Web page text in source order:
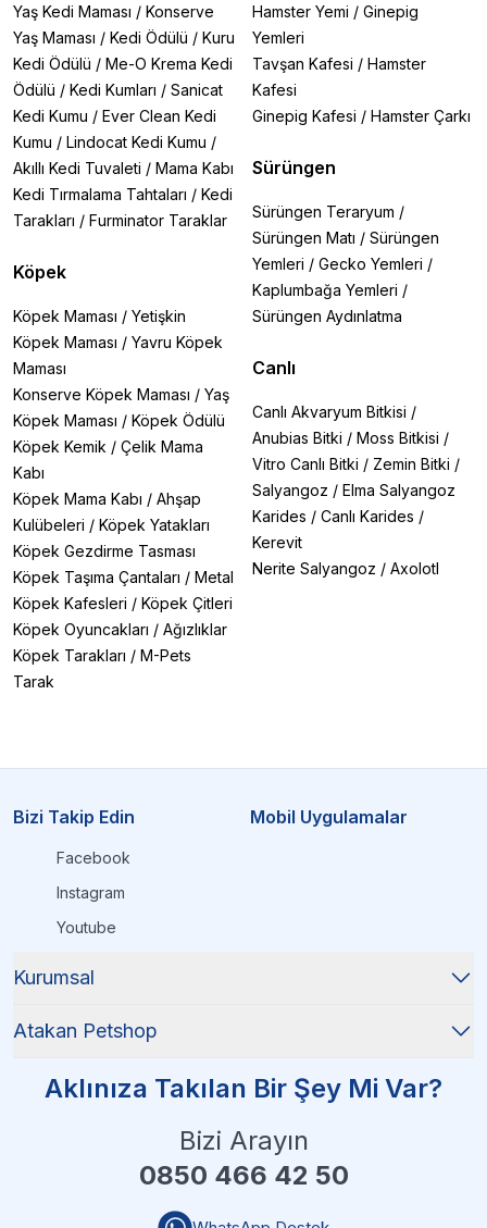
Yaş Kedi Maması / Konserve
Yaş Maması / Kedi Ödülü / Kuru
Kedi Ödülü / Me-O Krema Kedi
Ödülü / Kedi Kumları / Sanicat
Kedi Kumu / Ever Clean Kedi
Kumu / Lindocat Kedi Kumu /
Akıllı Kedi Tuvaleti / Mama Kabı
Kedi Tırmalama Tahtaları / Kedi
Tarakları / Furminator Taraklar
Köpek
Köpek Maması / Yetişkin
Köpek Maması / Yavru Köpek
Maması
Konserve Köpek Maması / Yaş
Köpek Maması / Köpek Ödülü
Köpek Kemik / Çelik Mama
Kabı
Köpek Mama Kabı / Ahşap
Kulübeleri / Köpek Yatakları
Köpek Gezdirme Tasması
Köpek Taşıma Çantaları / Metal
Köpek Kafesleri / Köpek Çitleri
Köpek Oyuncakları / Ağızlıklar
Köpek Tarakları / M-Pets
Tarak
Hamster Yemi / Ginepig
Yemleri
Tavşan Kafesi / Hamster
Kafesi
Ginepig Kafesi / Hamster Çarkı
Sürüngen
Sürüngen Teraryum /
Sürüngen Matı / Sürüngen
Yemleri / Gecko Yemleri /
Kaplumbağa Yemleri /
Sürüngen Aydınlatma
Canlı
Canlı Akvaryum Bitkisi /
Anubias Bitki / Moss Bitkisi /
Vitro Canlı Bitki / Zemin Bitki /
Salyangoz / Elma Salyangoz
Karides / Canlı Karides /
Kerevit
Nerite Salyangoz / Axolotl
Bizi Takip Edin
Facebook
Instagram
Youtube
Mobil Uygulamalar
Kurumsal
Atakan Petshop
Aklınıza Takılan Bir Şey Mi Var?
Bizi Arayın
0850 466 42 50